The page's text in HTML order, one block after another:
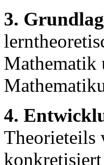
3.
Mathematik
4.
Theorieteils